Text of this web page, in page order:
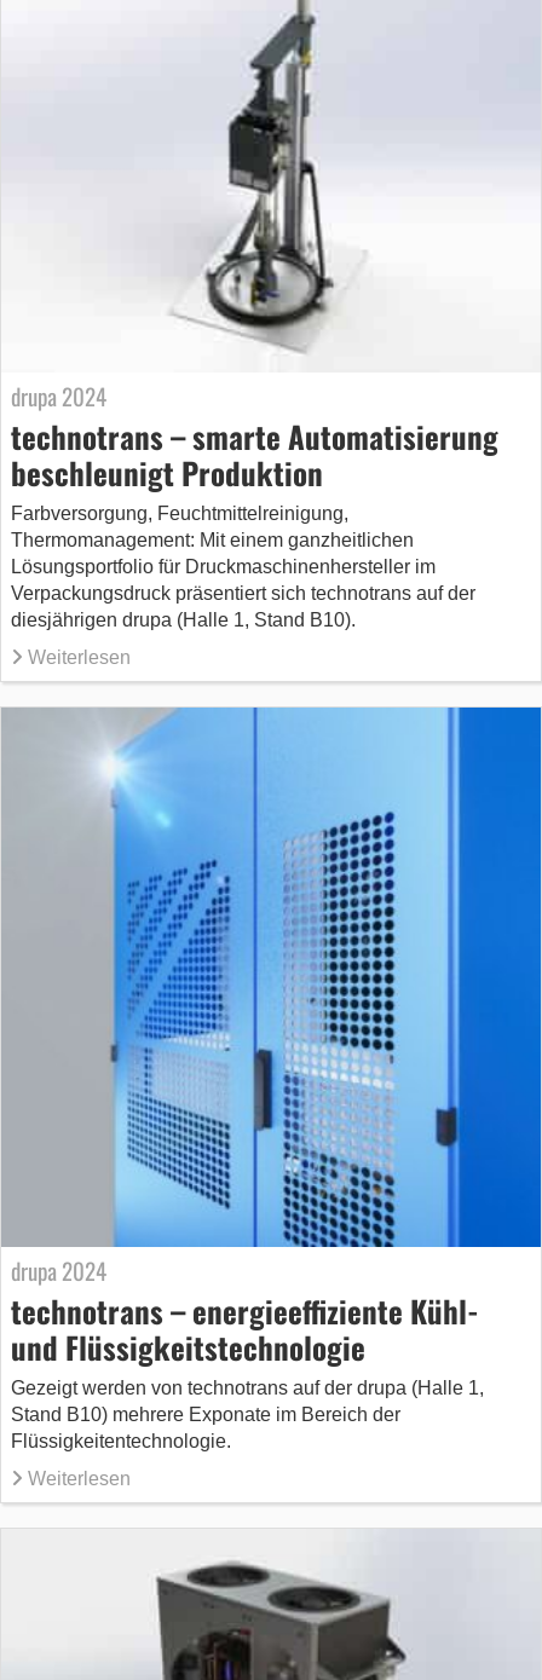
drupa 2024
technotrans – smarte Automatisierung
beschleunigt Produktion
Farbversorgung, Feuchtmittelreinigung,
Thermomanagement: Mit einem ganzheitlichen
Lösungsportfolio für Druckmaschinenhersteller im
Verpackungsdruck präsentiert sich technotrans auf der
diesjährigen drupa (Halle 1, Stand B10).
Weiterlesen
drupa 2024
technotrans – energieeffiziente Kühl-
und Flüssigkeitstechnologie
Gezeigt werden von technotrans auf der drupa (Halle 1,
Stand B10) mehrere Exponate im Bereich der
Flüssigkeitentechnologie.
Weiterlesen